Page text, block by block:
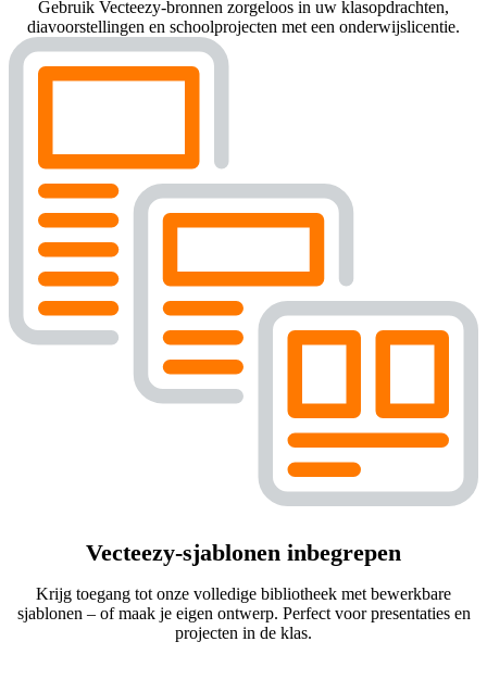
Gebruik Vecteezy-bronnen zorgeloos in uw klasopdrachten,
diavoorstellingen en schoolprojecten met een onderwijslicentie.
Vecteezy-sjablonen inbegrepen
Krijg toegang tot onze volledige bibliotheek met bewerkbare
sjablonen – of maak je eigen ontwerp. Perfect voor presentaties en
projecten in de klas.